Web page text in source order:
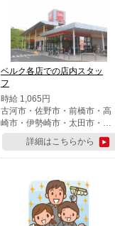
ベルク各店での店内スタッ
フ
時給 1,065円
古河市・佐野市・前橋市・高
崎市・伊勢崎市・太田市・館
林市・藤岡市・大泉町・さい
たま市北区・川越市・熊谷
市・行田市・秩父市・所沢
市・鶴ケ島市・千葉市中央
区・市川市・松戸市・習志野
市・柏市・流山市・八千代
市・足立区・江戸川区・八王
詳細はこちらから